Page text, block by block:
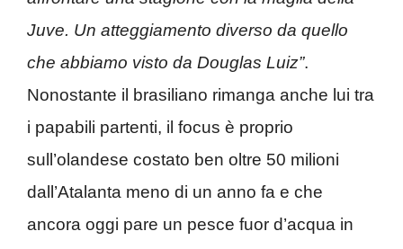
Juve. Un atteggiamento diverso da quello
che abbiamo visto da Douglas Luiz”.
Nonostante il brasiliano rimanga anche lui tra
i papabili partenti, il focus è proprio
sull’olandese costato ben oltre 50 milioni
dall’Atalanta meno di un anno fa e che
ancora oggi pare un pesce fuor d’acqua in